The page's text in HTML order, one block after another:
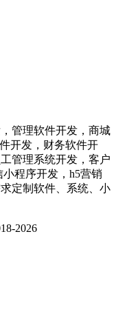
管理软件开发，商城
开发，财务软件开
管理系统开发，客户
程序开发，h5营销
定制软件、系统、小
2026